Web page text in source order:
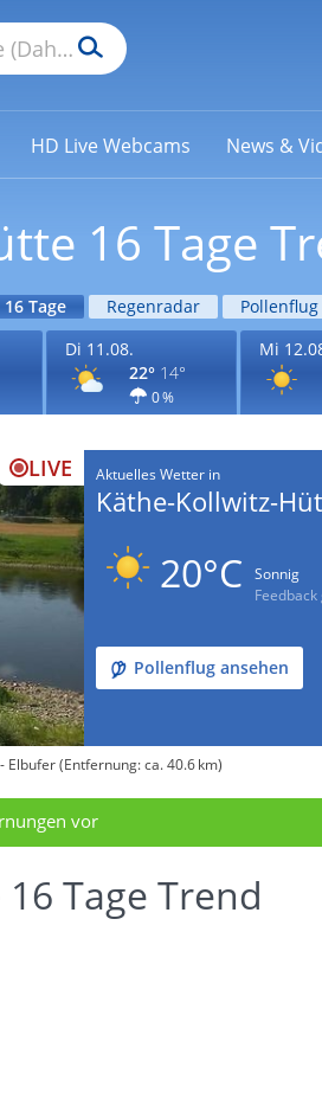
HD Live Webcams News &
16 Tage
16 Tage Regenradar Pollenflug
Di 11.08.
22° 14°
0 %
Mi
LIVE Aktuelles Wetter in
Käthe-Kollwitz-
20°C
Sonnig
Pollenflug ansehen
(Entfernung: ca. 40.6 km)
vor
Tage Trend